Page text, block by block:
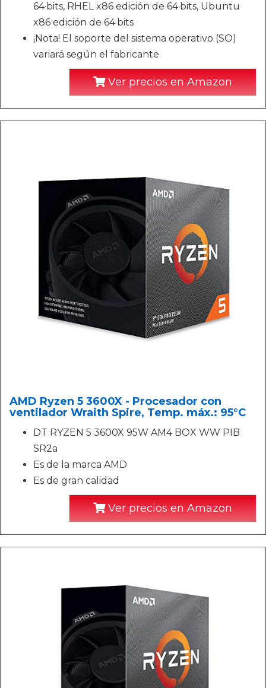
64·bits, RHEL x86 edición de 64·bits, Ubuntu
x86 edición de 64·bits
¡Nota! El soporte del sistema operativo (SO)
variará según el fabricante
Ver precios en Amazon
AMD Ryzen 5 3600X - Procesador con
ventilador Wraith Spire, Temp. máx.: 95°C
DT RYZEN 5 3600X 95W AM4 BOX WW PIB
SR2a
Es de la marca AMD
Es de gran calidad
Ver precios en Amazon